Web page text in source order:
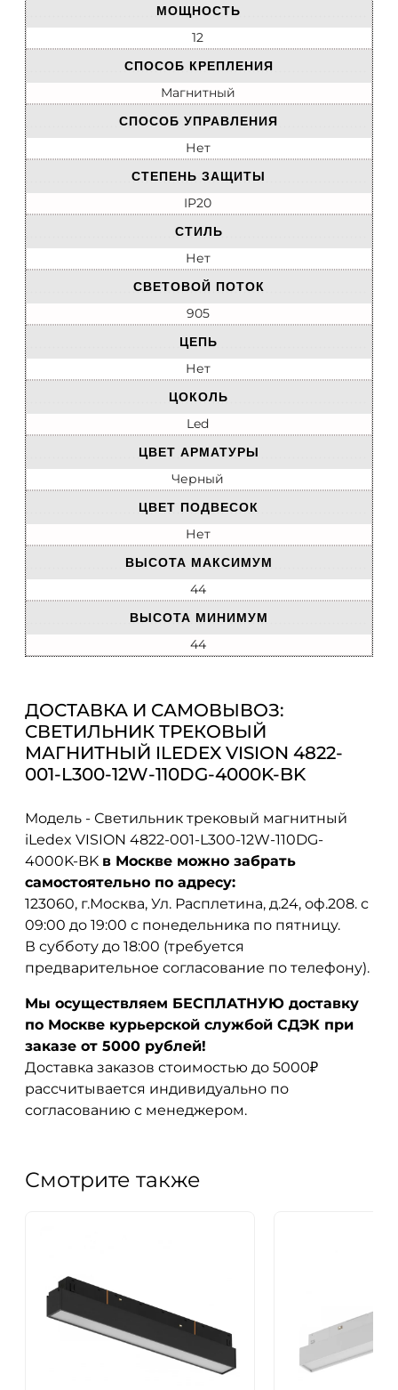
МОЩНОСТЬ
12
СПОСОБ КРЕПЛЕНИЯ
Магнитный
СПОСОБ УПРАВЛЕНИЯ
Нет
СТЕПЕНЬ ЗАЩИТЫ
IP20
СТИЛЬ
Нет
СВЕТОВОЙ ПОТОК
905
ЦЕПЬ
Нет
ЦОКОЛЬ
Led
ЦВЕТ АРМАТУРЫ
Черный
ЦВЕТ ПОДВЕСОК
Нет
ВЫСОТА МАКСИМУМ
44
ВЫСОТА МИНИМУМ
44
ДОСТАВКА И САМОВЫВОЗ:
СВЕТИЛЬНИК ТРЕКОВЫЙ
МАГНИТНЫЙ ILEDEX VISION 4822-
001-L300-12W-110DG-4000K-BK
Модель - Светильник трековый магнитный
iLedex VISION 4822-001-L300-12W-110DG-
4000K-BK в Москве можно забрать
самостоятельно по адресу:
123060, г.Москва, Ул. Расплетина, д.24, оф.208. с
09:00 до 19:00 с понедельника по пятницу.
В субботу до 18:00 (требуется
предварительное согласование по телефону).
Мы осуществляем БЕСПЛАТНУЮ доставку
по Москве курьерской службой СДЭК при
заказе от 5000 рублей!
Доставка заказов стоимостью до 5000₽
рассчитывается индивидуально по
согласованию с менеджером.
Смотрите также